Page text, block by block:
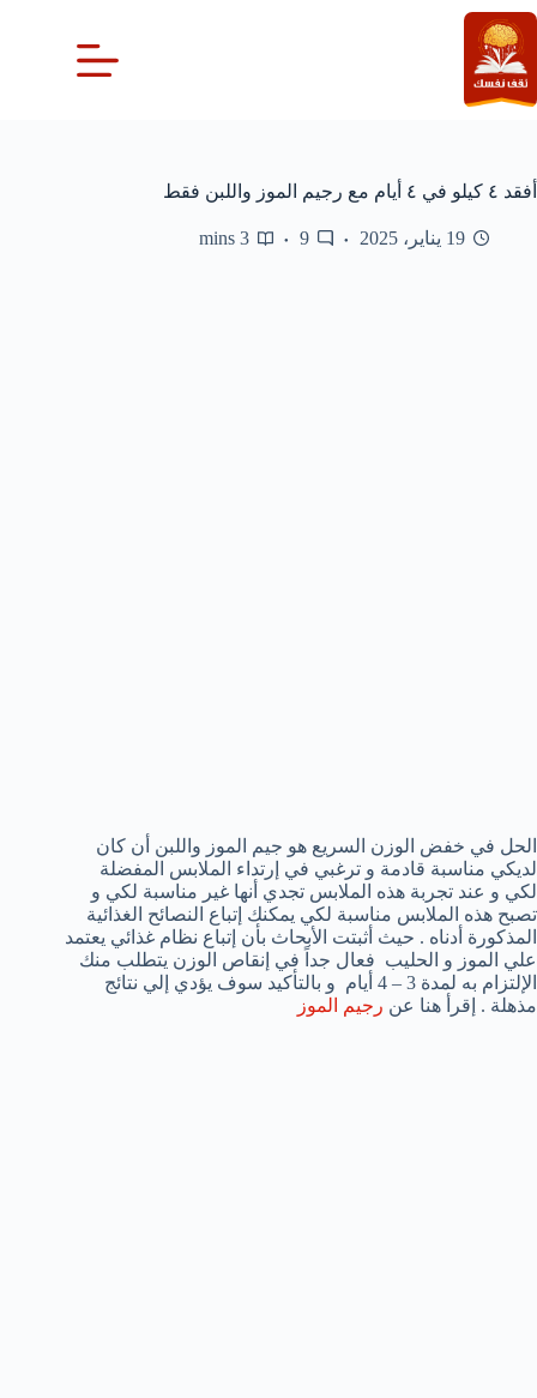
التجاوز
إلى
المحتوى
أفقد ٤ كيلو في ٤ أيام مع رجيم الموز واللبن فقط
19 يناير، 2025 9
3 mins
الحل في خفض الوزن السريع هو جيم الموز واللبن أن كان
لديكي مناسبة قادمة و ترغبي في إرتداء الملابس المفضلة
لكي و عند تجربة هذه الملابس تجدي أنها غير مناسبة لكي و
تصبح هذه الملابس مناسبة لكي يمكنك إتباع النصائح الغذائية
المذكورة أدناه . حيث أثبتت الأبحاث بأن إتباع نظام غذائي يعتمد
علي الموز و الحليب فعال جداً في إنقاص الوزن يتطلب منك
الإلتزام به لمدة 3 – 4 أيام و بالتأكيد سوف يؤدي إلي نتائج
مذهلة . إقرأ هنا عن رجيم الموز